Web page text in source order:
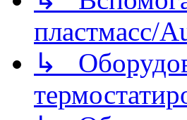
пластмасс/
↳